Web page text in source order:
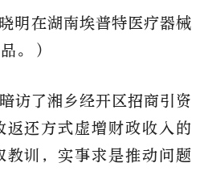
明在湖南埃普特医疗器械
。）
访了湘乡经开区招商引资
返还方式虚增财政收入的
教训，实事求是推动问题